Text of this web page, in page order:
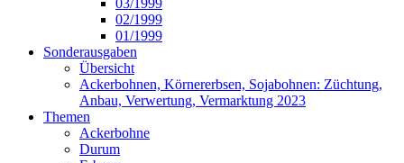
03/1999
02/1999
01/1999
Sonderausgaben
Übersicht
Ackerbohnen, Körnererbsen, Sojabohnen: Züchtung,
Anbau, Verwertung, Vermarktung 2023
Themen
Ackerbohne
Durum